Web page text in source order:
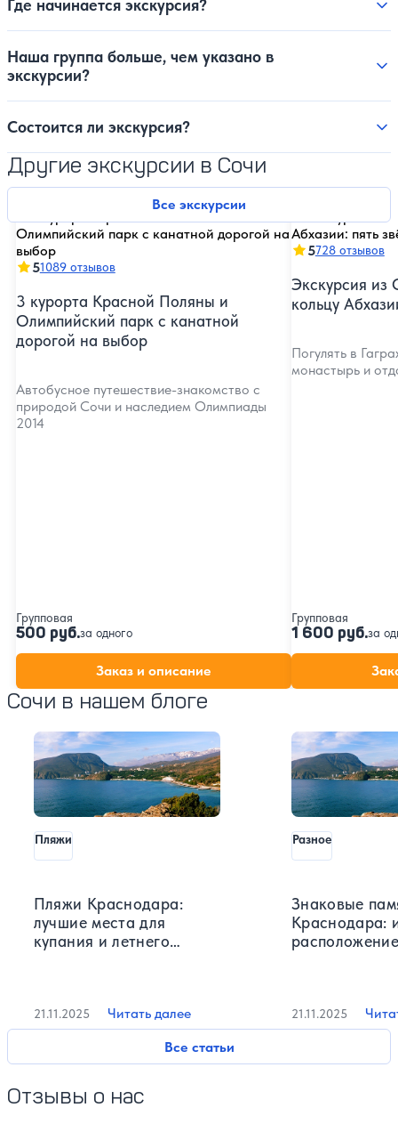
Где начинается экскурсия?
Наша группа больше, чем указано в
экскурсии?
Состоится ли экскурсия?
Другие экскурсии в Сочи
Все экскурсии
51089 отзывов
3 курорта Красной Поляны и
Олимпийский парк с канатной
дорогой на выбор
Автобусное путешествие-знакомство с
природой Сочи и наследием Олимпиады
2014
Групповая
500 руб.за одного
Заказ и описание
5728 отзывов
Экскурсия из
кольцу
Погулять в
монастырь и
Групповая
1 600 руб.за
Сочи в нашем блоге
Все статьи
Пляжи Краснодара:
лучшие места для
купания и летнего
Пляжи
21.11.2025 Читать далее
Знаковые
Краснодара:
Разное
21.11.2025
Отзывы о нас